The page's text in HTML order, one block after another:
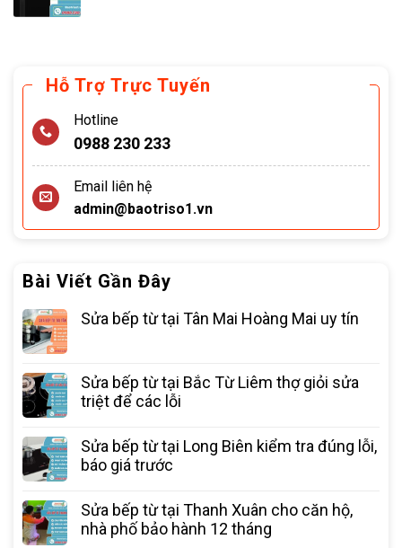
Hỗ Trợ Trực Tuyến
Hotline
0988 230 233
Email liên hệ
admin@baotriso1.vn
Bài Viết Gần Đây
Sửa bếp từ tại Tân Mai Hoàng Mai uy tín
Sửa bếp từ tại Bắc Từ Liêm thợ giỏi sửa
triệt để các lỗi
Sửa bếp từ tại Long Biên kiểm tra đúng lỗi,
báo giá trước
Sửa bếp từ tại Thanh Xuân cho căn hộ,
nhà phố bảo hành 12 tháng